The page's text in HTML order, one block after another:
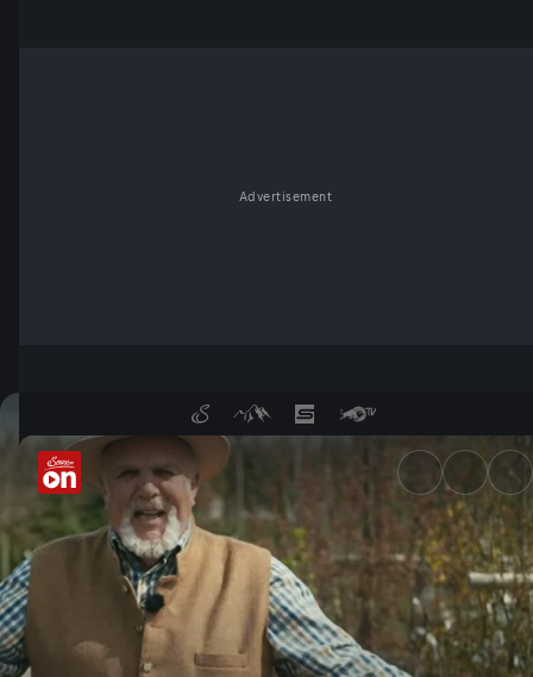
Advertisement
Garten-Tipps mit Josef